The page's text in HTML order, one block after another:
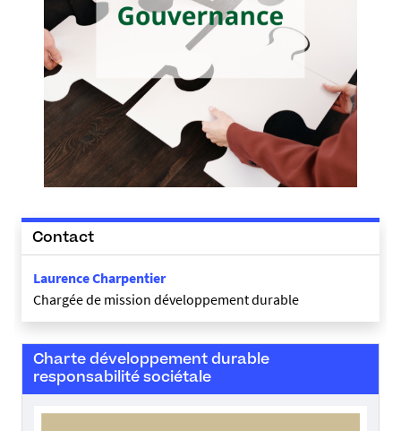
Contact
Laurence Charpentier
Chargée de mission développement durable
Charte développement durable
responsabilité sociétale